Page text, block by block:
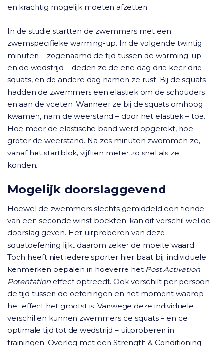
en krachtig mogelijk moeten afzetten.
In de studie startten de zwemmers met een
zwemspecifieke warming-up. In de volgende twintig
minuten – zogenaamd de tijd tussen de warming-up
en de wedstrijd – deden ze de ene dag drie keer drie
squats, en de andere dag namen ze rust. Bij de squats
hadden de zwemmers een elastiek om de schouders
en aan de voeten. Wanneer ze bij de squats omhoog
kwamen, nam de weerstand – door het elastiek – toe.
Hoe meer de elastische band werd opgerekt, hoe
groter de weerstand. Na zes minuten zwommen ze,
vanaf het startblok, vijftien meter zo snel als ze
konden.
Mogelijk doorslaggevend
Hoewel de zwemmers slechts gemiddeld een tiende
van een seconde winst boekten, kan dit verschil wel de
doorslag geven. Het uitproberen van deze
squatoefening lijkt daarom zeker de moeite waard.
Toch heeft niet iedere sporter hier baat bij; individuele
kenmerken bepalen in hoeverre het Post Activation
Potentation effect optreedt. Ook verschilt per persoon
de tijd tussen de oefeningen en het moment waarop
het effect het grootst is. Vanwege deze individuele
verschillen kunnen zwemmers de squats – en de
optimale tijd tot de wedstrijd – uitproberen in
trainingen. Overleg met een Strength & Conditioning